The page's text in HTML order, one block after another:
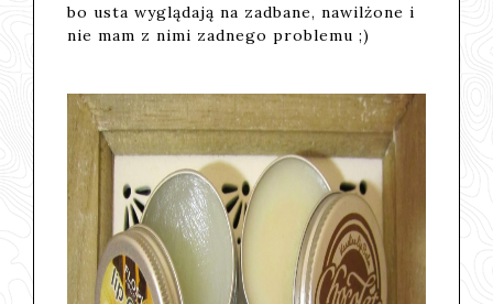
bo usta wyglądają na zadbane, nawilżone i
nie mam z nimi zadnego problemu ;)